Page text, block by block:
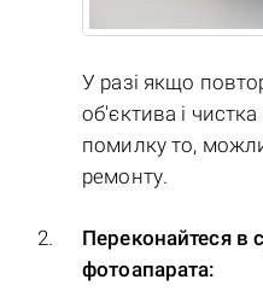
У разі якщо
об'єктива і
помилку то,
ремонту.
Переконайтеся в
фотоапарата: